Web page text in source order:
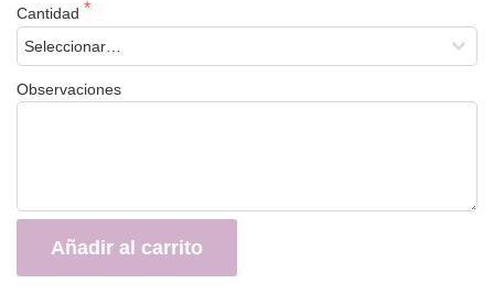
Cantidad
Observaciones
Añadir al carrito